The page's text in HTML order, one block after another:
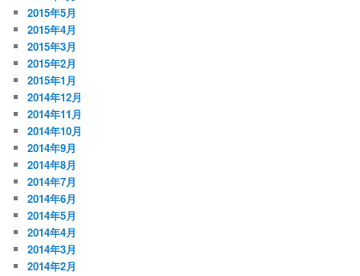
2015年5月
2015年4月
2015年3月
2015年2月
2015年1月
2014年12月
2014年11月
2014年10月
2014年9月
2014年8月
2014年7月
2014年6月
2014年5月
2014年4月
2014年3月
2014年2月